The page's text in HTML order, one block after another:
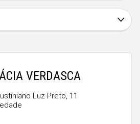
VERDASCA
Luz Preto, 11